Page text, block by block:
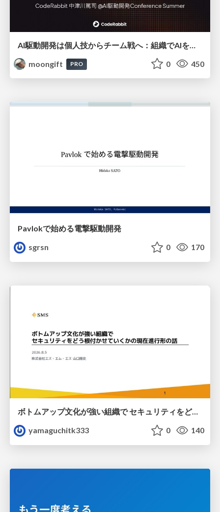
moongift
PRO 0 450
Pavlokで始める電撃駆動開発
sgrsn
0 170
ボトムアップ文化が強い組織で セキュリティをどう根付かせていくかの現在進行形の話 / Making Security Stick in a Bottom-Up Organization
yamaguchitk333
0 140